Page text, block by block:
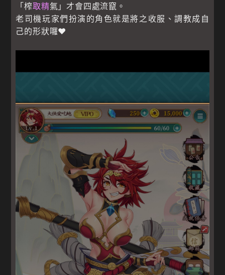
「榨取精氣」才會四處流竄。
老司機玩家們扮演的角色就是將之收服、調教成自
己的形狀囉♥